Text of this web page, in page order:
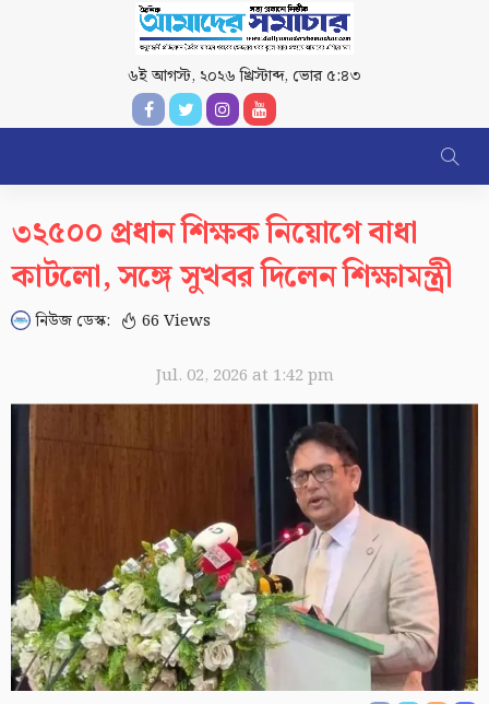
৬ই আগস্ট, ২০২৬ খ্রিস্টাব্দ, ভোর ৫:৪৩
৩২৫০০ প্রধান শিক্ষক নিয়োগে বাধা
কাটলো, সঙ্গে সুখবর দিলেন শিক্ষামন্ত্রী
নিউজ ডেস্ক: 66 Views
Jul. 02, 2026 at 1:42 pm